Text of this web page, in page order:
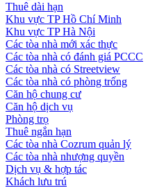
Thuê dài hạn
Khu vực TP Hồ Chí Minh
Khu vực TP Hà Nội
Các tòa nhà mới xác thực
Các tòa nhà có đánh giá PCCC
Các tòa nhà có Streetview
Các tòa nhà có phòng trống
Căn hộ chung cư
Căn hộ dịch vụ
Phòng trọ
Thuê ngắn hạn
Các tòa nhà Cozrum quản lý
Các tòa nhà nhượng quyền
Dịch vụ & hợp tác
Khách lưu trú